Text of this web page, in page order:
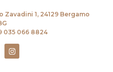
Zavadini 1, 24129 Bergamo
035 066 8824